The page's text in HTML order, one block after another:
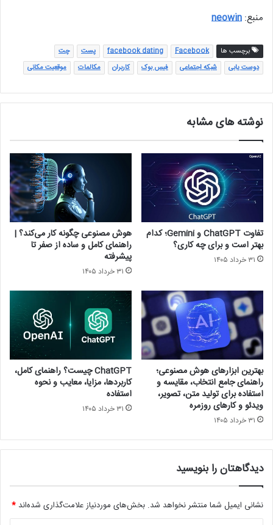
منبع: neowin
برچسب ها Facebook
facebook dating پست
چت
دوست یابی
شبکه اجتماعی فیس بوک کاربران مکالمات موقعیت مکانی
نوشته های مشابه
تفاوت ChatGPT و Gemini؛ کدام
بهتر است و برای چه کاری؟
۳۱ خرداد ۱۴۰۵
هوش مصنوعی چگونه کار می‌کند؟ |
راهنمای کامل و ساده از صفر تا
پیشرفته
۳۱ خرداد ۱۴۰۵
بهترین ابزارهای هوش مصنوعی؛
راهنمای جامع انتخاب، مقایسه و
استفاده برای تولید متن، تصویر،
ویدئو و کارهای روزمره
۳۱ خرداد ۱۴۰۵
ChatGPT چیست؟ راهنمای کامل،
کاربردها، مزایا، معایب و نحوه
استفاده
۳۱ خرداد ۱۴۰۵
دیدگاهتان را بنویسید
نشانی ایمیل شما منتشر نخواهد شد. بخش‌های موردنیاز علامت‌گذاری شده‌اند *